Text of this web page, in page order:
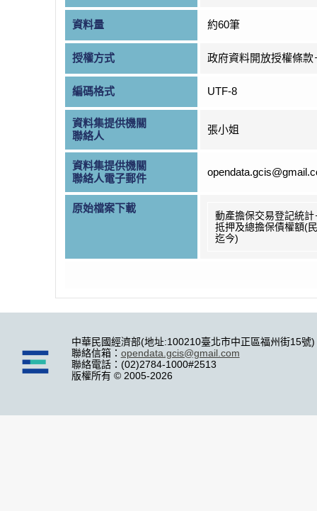
資料量 約60筆
授權方式 政府資料開放授權條款
編碼格式 UTF-8
資料集提供機關
聯絡人
張小姐
資料集提供機關
聯絡人電子郵件
原始檔案下載
動產擔保交易登記統計
抵押及總擔保債權額(
迄今)
中華民國經濟部(地址:100210臺北市中正區福州街15號)
聯絡信箱： opendata.gcis@gmail.com
聯絡電話：(02)2784-1000#2513
版權所有 © 2005-2026